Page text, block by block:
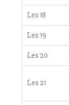
Les 18
Les 19
Les 20
Les 21